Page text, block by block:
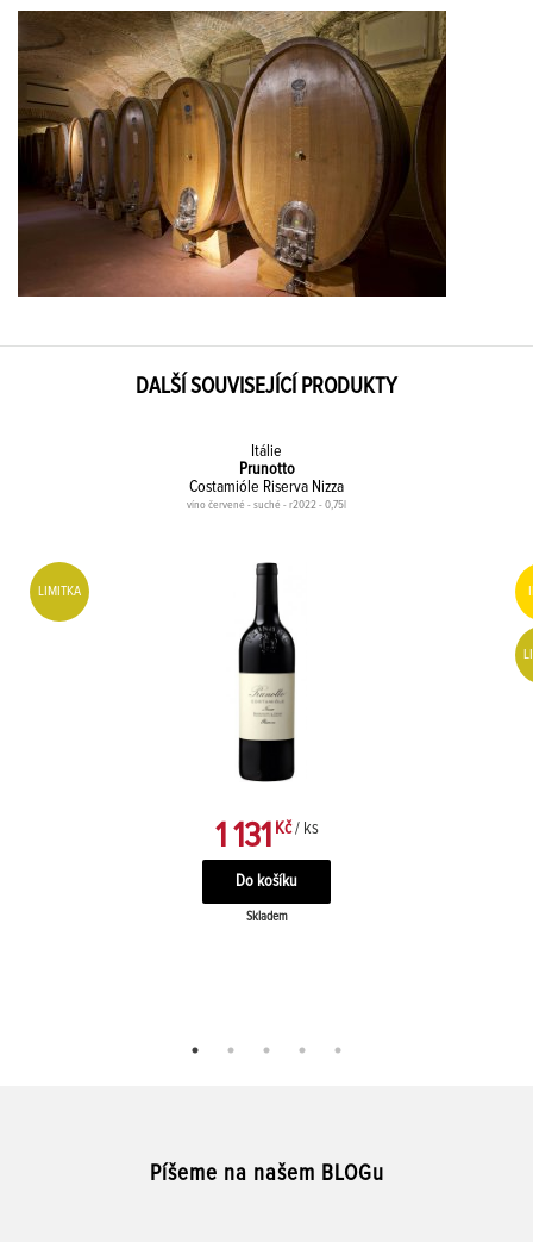
DALŠÍ SOUVISEJÍCÍ PRODUKTY
Itálie
Prunotto
Costamióle Riserva Nizza
víno červené - suché - r2022 - 0,75l
LIMITKA
1 131 Kč / ks
Skladem
Píšeme na našem BLOGu